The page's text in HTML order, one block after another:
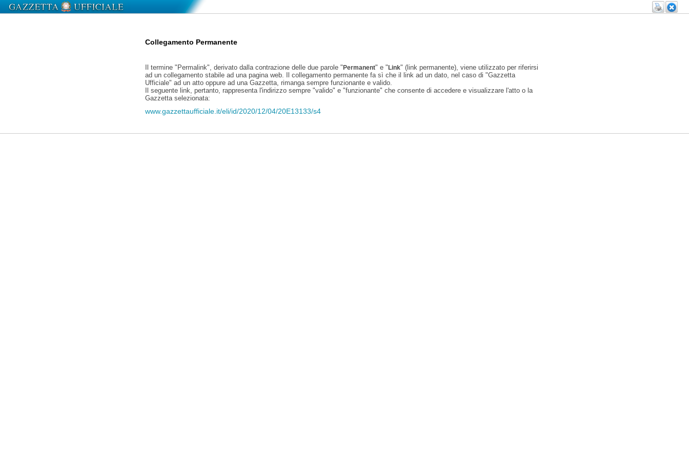
Collegamento Permanente
Il termine "Permalink", derivato dalla contrazione delle due parole "Permanent" e "Link" (link permanente), viene utilizzato per riferirsi
ad un collegamento stabile ad una pagina web. Il collegamento permanente fa sì che il link ad un dato, nel caso di "Gazzetta
Ufficiale" ad un atto oppure ad una Gazzetta, rimanga sempre funzionante e valido.
Il seguente link, pertanto, rappresenta l'indirizzo sempre "valido" e "funzionante" che consente di accedere e visualizzare l'atto o la
Gazzetta selezionata:
www.gazzettaufficiale.it/eli/id/2020/12/04/20E13133/s4